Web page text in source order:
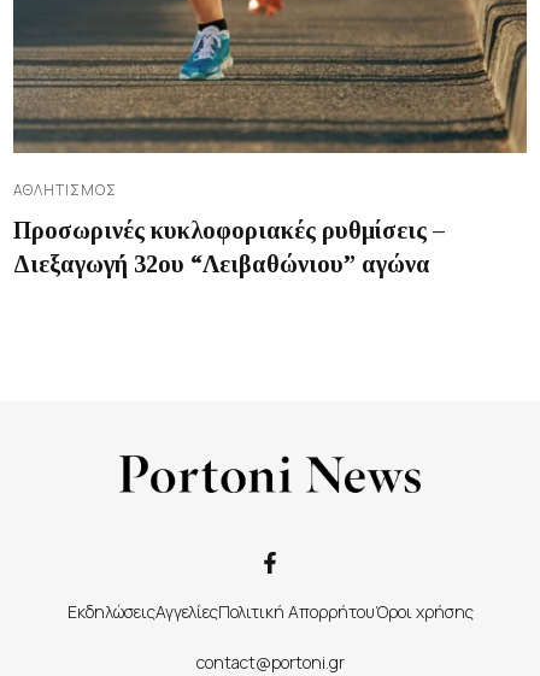
ΑΘΛΗΤΙΣΜΌΣ
Προσωρινές κυκλοφοριακές ρυθμίσεις –
Διεξαγωγή 32ου “Λειβαθώνιου” αγώνα
ΕκδηλώσειςΑγγελίεςΠολιτική ΑπορρήτουΌροι χρήσης
contact@portoni.gr